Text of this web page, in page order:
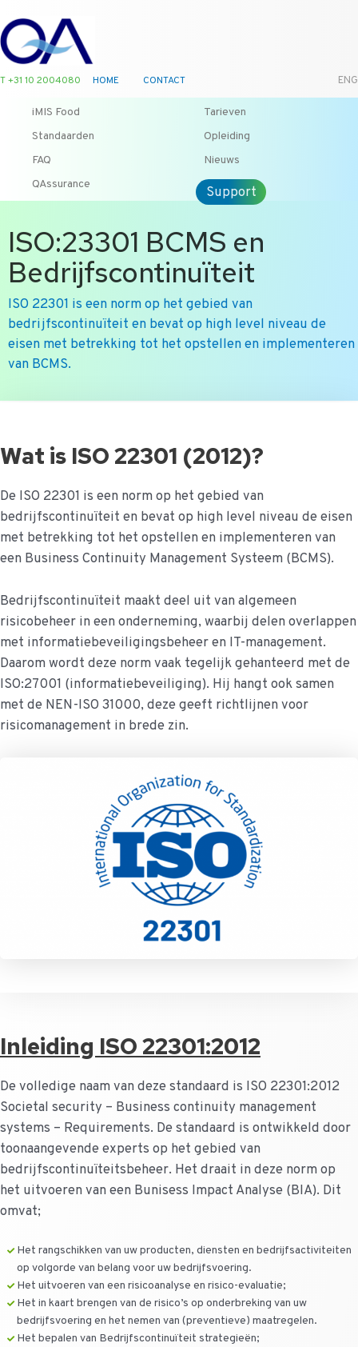
T +31 10 2004080 HOME CONTACT ENG
iMIS Food
Tarieven
Standaarden
Opleiding
FAQ
Nieuws
QAssurance
Support
ISO:23301 BCMS en
Bedrijfscontinuïteit
ISO 22301 is een norm op het gebied van
bedrijfscontinuïteit en bevat op high level niveau de
eisen met betrekking tot het opstellen en implementeren
van BCMS.
inhoud
Wat is ISO 22301 (2012)?
De ISO 22301 is een norm op het gebied van
bedrijfscontinuïteit en bevat op high level niveau de eisen
met betrekking tot het opstellen en implementeren van
een Business Continuity Management Systeem (BCMS).
Bedrijfscontinuïteit maakt deel uit van algemeen
risicobeheer in een onderneming, waarbij delen overlappen
met informatiebeveiligingsbeheer en IT-management.
Daarom wordt deze norm vaak tegelijk gehanteerd met de
ISO:27001 (informatiebeveiliging). Hij hangt ook samen
met de NEN-ISO 31000, deze geeft richtlijnen voor
risicomanagement in brede zin.
Inleiding ISO 22301:2012
De volledige naam van deze standaard is ISO 22301:2012
Societal security – Business continuity management
systems – Requirements. De standaard is ontwikkeld door
toonaangevende experts op het gebied van
bedrijfscontinuïteitsbeheer. Het draait in deze norm op
het uitvoeren van een Bunisess Impact Analyse (BIA). Dit
omvat;
Het rangschikken van uw producten, diensten en bedrijfsactiviteiten
op volgorde van belang voor uw bedrijfsvoering.
Het uitvoeren van een risicoanalyse en risico-evaluatie;
Het in kaart brengen van de risico’s op onderbreking van uw
bedrijfsvoering en het nemen van (preventieve) maatregelen.
Het bepalen van Bedrijfscontinuïteit strategieën;